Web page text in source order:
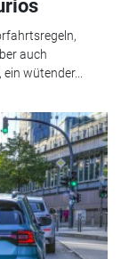
auch
ein wütender...